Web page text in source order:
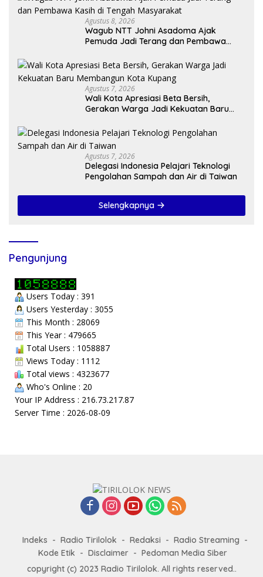
Agustus 8, 2026
Wagub NTT Johni Asadoma Ajak
Pemuda Jadi Terang dan Pembawa
Agustus 7, 2026
Wali Kota Apresiasi Beta Bersih,
Gerakan Warga Jadi Kekuatan Baru
Agustus 7, 2026
Delegasi Indonesia Pelajari Teknologi
Pengolahan Sampah dan Air di Taiwan
Selengkapnya
Pengunjung
Users Today : 391
Users Yesterday : 3055
This Month : 28069
This Year : 479665
Total Users : 1058887
Views Today : 1112
Total views : 4323677
Who's Online : 20
Your IP Address : 216.73.217.87
Server Time : 2026-08-09
Indeks Radio Tirilolok Redaksi
Radio Streaming
Kode Etik
Disclaimer
Pedoman Media Siber
copyright (c) 2023 Radio Tirilolok. All rights reserved..